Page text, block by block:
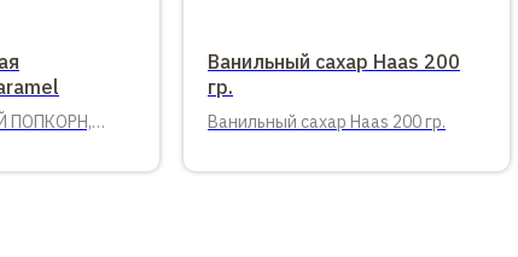
ПОПКОРН,
Ванильный сахар Haas 200
гр.
Ванильный сахар Haas 200 гр.